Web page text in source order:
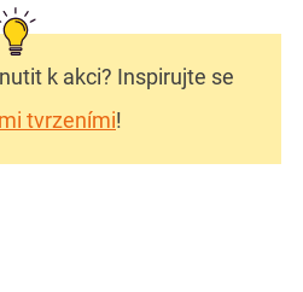
k akci? Inspirujte se
tvrzeními!